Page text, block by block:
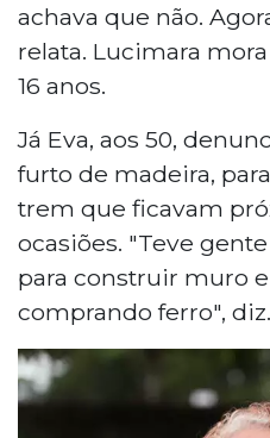
achava que não.
relata. Lucimara
16 anos.
Já Eva, aos 50,
furto de madeira,
trem que ficavam
ocasiões. "Teve
para construir muro
comprando ferro", diz.